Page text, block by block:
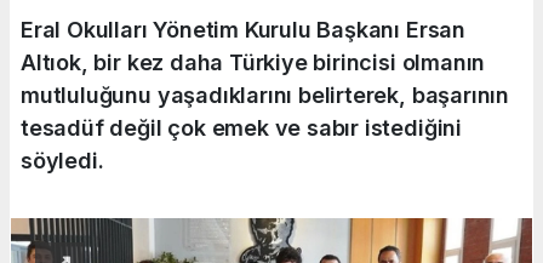
Eral Okulları Yönetim Kurulu Başkanı Ersan
Altıok, bir kez daha Türkiye birincisi olmanın
mutluluğunu yaşadıklarını belirterek, başarının
tesadüf değil çok emek ve sabır istediğini
söyledi.